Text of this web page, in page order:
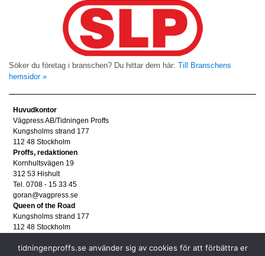
Söker du företag i branschen? Du hittar dem här: Till Branschens
hemsidor »
Huvudkontor
Vägpress AB/Tidningen Proffs
Kungsholms strand 177
112 48 Stockholm
Proffs, redaktionen
Kornhultsvägen 19
312 53 Hishult
Tel. 0708 - 15 33 45
goran@vagpress.se
Queen of the Road
Kungsholms strand 177
112 48 Stockholm
Tel. 08 - 653 83 80
tidningenproffs.se använder sig av cookies för att förbättra er